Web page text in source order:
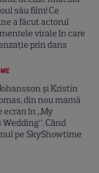
său film! Ce
a făcut actorul
virale în care
prin dans
și Kristin
din nou mamă
ecran în „My
Când
pe SkyShowtime